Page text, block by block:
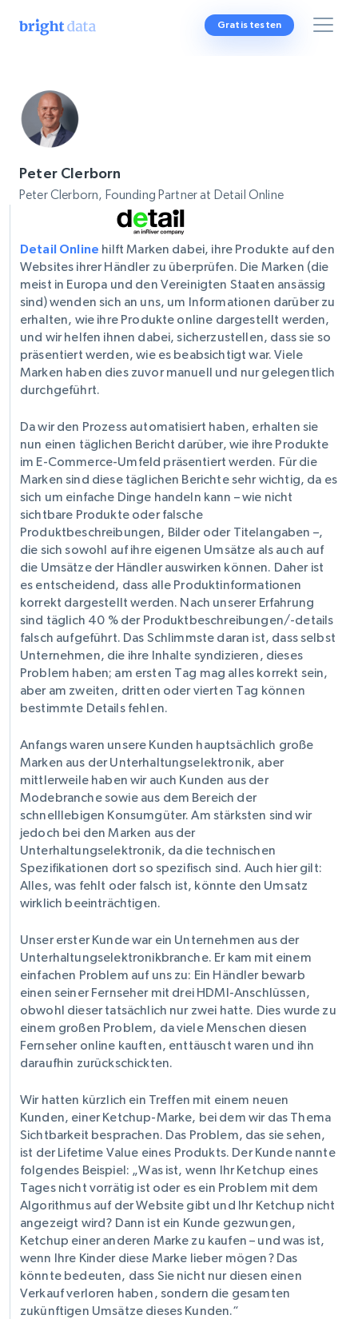
Gratis testen
Peter Clerborn
Peter Clerborn, Founding Partner at Detail Online
Detail Online hilft Marken dabei, ihre Produkte auf den
Websites ihrer Händler zu überprüfen. Die Marken (die
meist in Europa und den Vereinigten Staaten ansässig
sind) wenden sich an uns, um Informationen darüber zu
erhalten, wie ihre Produkte online dargestellt werden,
und wir helfen ihnen dabei, sicherzustellen, dass sie so
präsentiert werden, wie es beabsichtigt war. Viele
Marken haben dies zuvor manuell und nur gelegentlich
durchgeführt.
Da wir den Prozess automatisiert haben, erhalten sie
nun einen täglichen Bericht darüber, wie ihre Produkte
im E-Commerce-Umfeld präsentiert werden. Für die
Marken sind diese täglichen Berichte sehr wichtig, da es
sich um einfache Dinge handeln kann – wie nicht
sichtbare Produkte oder falsche
Produktbeschreibungen, Bilder oder Titelangaben –,
die sich sowohl auf ihre eigenen Umsätze als auch auf
die Umsätze der Händler auswirken können. Daher ist
es entscheidend, dass alle Produktinformationen
korrekt dargestellt werden. Nach unserer Erfahrung
sind täglich 40 % der Produktbeschreibungen/-details
falsch aufgeführt. Das Schlimmste daran ist, dass selbst
Unternehmen, die ihre Inhalte syndizieren, dieses
Problem haben; am ersten Tag mag alles korrekt sein,
aber am zweiten, dritten oder vierten Tag können
bestimmte Details fehlen.
Anfangs waren unsere Kunden hauptsächlich große
Marken aus der Unterhaltungselektronik, aber
mittlerweile haben wir auch Kunden aus der
Modebranche sowie aus dem Bereich der
schnelllebigen Konsumgüter. Am stärksten sind wir
jedoch bei den Marken aus der
Unterhaltungselektronik, da die technischen
Spezifikationen dort so spezifisch sind. Auch hier gilt:
Alles, was fehlt oder falsch ist, könnte den Umsatz
wirklich beeinträchtigen.
Unser erster Kunde war ein Unternehmen aus der
Unterhaltungselektronikbranche. Er kam mit einem
einfachen Problem auf uns zu: Ein Händler bewarb
einen seiner Fernseher mit drei HDMI-Anschlüssen,
obwohl dieser tatsächlich nur zwei hatte. Dies wurde zu
einem großen Problem, da viele Menschen diesen
Fernseher online kauften, enttäuscht waren und ihn
daraufhin zurückschickten.
Wir hatten kürzlich ein Treffen mit einem neuen
Kunden, einer Ketchup-Marke, bei dem wir das Thema
Sichtbarkeit besprachen. Das Problem, das sie sehen,
ist der Lifetime Value eines Produkts. Der Kunde nannte
folgendes Beispiel: „Was ist, wenn Ihr Ketchup eines
Tages nicht vorrätig ist oder es ein Problem mit dem
Algorithmus auf der Website gibt und Ihr Ketchup nicht
angezeigt wird? Dann ist ein Kunde gezwungen,
Ketchup einer anderen Marke zu kaufen – und was ist,
wenn Ihre Kinder diese Marke lieber mögen? Das
könnte bedeuten, dass Sie nicht nur diesen einen
Verkauf verloren haben, sondern die gesamten
zukünftigen Umsätze dieses Kunden.“